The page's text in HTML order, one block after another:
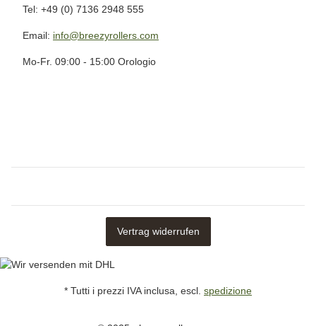
Tel: +49 (0) 7136 2948 555
Email: info@breezyrollers.com
Mo-Fr. 09:00 - 15:00 Orologio
Vertrag widerrufen
* Tutti i prezzi IVA inclusa, escl. spedizione